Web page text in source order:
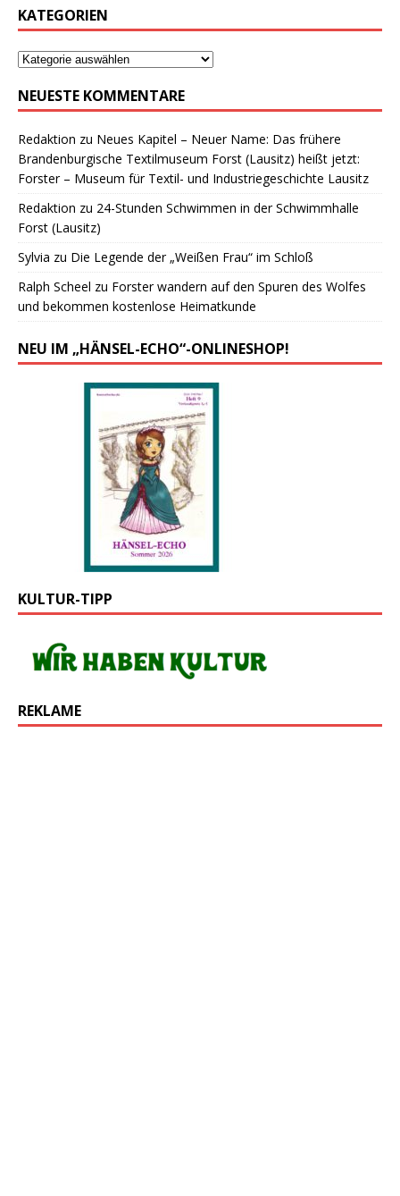
KATEGORIEN
NEUESTE KOMMENTARE
Redaktion zu Neues Kapitel – Neuer Name: Das frühere
Brandenburgische Textilmuseum Forst (Lausitz) heißt jetzt:
Forster – Museum für Textil- und Industriegeschichte Lausitz
Redaktion zu 24-Stunden Schwimmen in der Schwimmhalle
Forst (Lausitz)
Sylvia zu Die Legende der „Weißen Frau“ im Schloß
Ralph Scheel zu Forster wandern auf den Spuren des Wolfes
und bekommen kostenlose Heimatkunde
NEU IM „HÄNSEL-ECHO“-ONLINESHOP!
KULTUR-TIPP
REKLAME